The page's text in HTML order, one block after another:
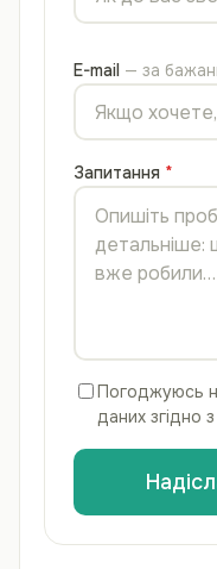
E-mail — за
Запитання
Погоджуюсь
даних згідно з